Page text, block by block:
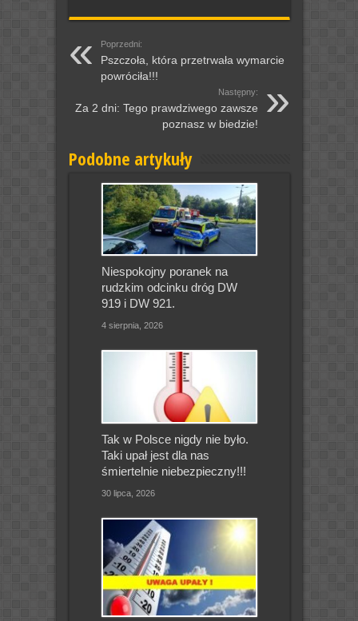
Poprzedni:
Pszczoła, która przetrwała wymarcie
powróciła!!!
Następny:
Za 2 dni: Tego prawdziwego zawsze
poznasz w biedzie!
Podobne artykuły
Niespokojny poranek na
rudzkim odcinku dróg DW
919 i DW 921.
4 sierpnia, 2026
Tak w Polsce nigdy nie było.
Taki upał jest dla nas
śmiertelnie niebezpieczny!!!
30 lipca, 2026